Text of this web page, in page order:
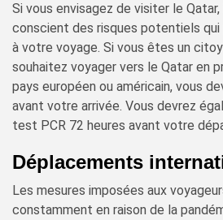
Si vous envisagez de visiter le
conscient des risques potentiels
à votre voyage. Si vous êtes un
souhaitez voyager vers le Qatar en
pays européen ou américain, vous
avant votre arrivée. Vous devrez
test PCR 72 heures avant votre
Déplacements
Les mesures imposées aux
constamment en raison de la